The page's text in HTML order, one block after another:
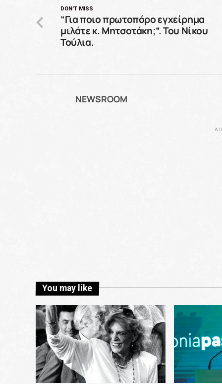
DON'T MISS
“Για ποιο πρωτοπόρο εγχείρημα
μιλάτε κ. Μητσοτάκη;”. Του Νίκου
Τούλια.
NEWSROOM
You may like